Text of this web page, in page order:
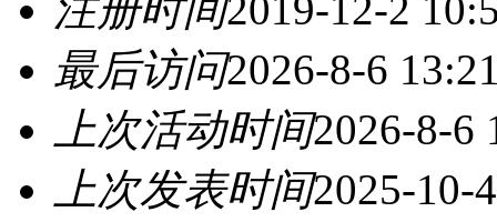
注册时间2019-12-2
最后访问2026-8-6
上次活动时间2026-8-6
上次发表时间2025-10-